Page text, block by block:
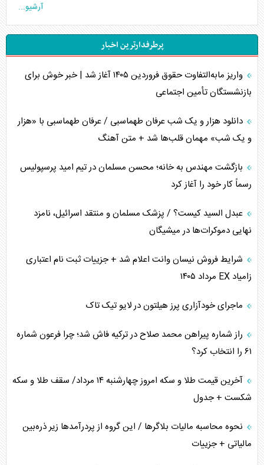
جنگ رمضان و معضل حضور نظامیان آمریکایی
تحلیل جامع پدیده تراستی‌ها
تأثیر جنگ ایران و آمریکا بر اقتصاد جهانی
اربعین، کابوس مشترک تل‌آویو-واشنگتن
برنامه هفتم توسعه در نقطه کور سیاستگذاری
کنوانسیون دریای خزر در راستای منافع ملی است؟
اوکراین بازوی مخرب آمریکا در غرب آسیا
اهمیت راهبردی اردن برای آمریکا
پیام، ظرفیت بالفعل‌نشده تجارت ایران
همسویی عربستان با سنتکام علیه متحدان ایران
ترامپ و توهم خلع سلاح حماس
آرشیو...
پرطرفدارترین اخبار
واریز مابه‌التفاوت حقوق فروردین ۱۴۰۵ آغاز شد | خبر خوش برای
بازنشستگان تأمین اجتماعی
دانلود هزار و یک شب عرفان طهماسبی / عرفان طهماسبی با «هزار
و یک شب» مهمان قلب‌ها شد + متن آهنگ
بازگشت مهندس به خانه؛ محسن مسلمان در تیم امید پرسپولیس
رسماً کار خود را آغاز کرد
عبدل السید کیست؟ / پزشک مسلمان و منتقد اسرائیل، نامزد
نهایی دموکرات‌ها در میشیگان
شرایط فروش نیسان وانت اعلام شد + جزییات ثبت نام اعتباری
زامیاد EX مرداد ۱۴۰۵
ماجرای خودآزاری پرز هیلتون در لایو تیک تاک
راز شماره پیراهن محمد صلاح در ترکیه فاش شد؛ چرا فرعون شماره
۶۱ را انتخاب کرد؟
آخرین قیمت طلا و سکه امروز چهارشنبه ۱۴ مرداد/ سقف طلا و سکه
شکست + جدول
نحوه محاسبه مالیات بلاگر‌ها / این گروه از پردرآمد‌ها زیر ذره‌بین
مالیاتی + جزییات